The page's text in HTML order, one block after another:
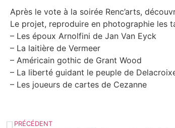
Après le vote à la soirée Renc’arts,
Le projet, reproduire en photographie les
– Les époux Arnolfini de Jan Van Eyck
– La laitière de Vermeer
– Américain gothic de Grant Wood
– La liberté guidant le peuple de
– Les joueurs de cartes de Cezanne
PRÉCÉDENT